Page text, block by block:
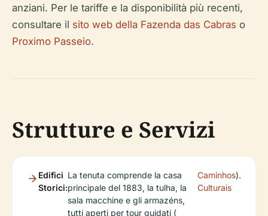
anziani. Per le tariffe e la disponibilità più recenti,
consultare il sito web della Fazenda das Cabras o
Proximo Passeio.
Strutture e Servizi
Edifici
Storici:
La tenuta comprende la casa
principale del 1883, la tulha, la
sala macchine e gli armazéns,
tutti aperti per tour guidati (
Caminhos
Culturais
).